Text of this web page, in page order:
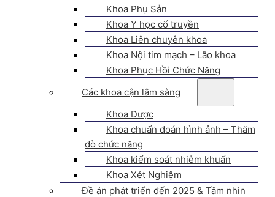
Khoa Phụ Sản
Khoa Y học cổ truyền
Khoa Liên chuyên khoa
Khoa Nội tim mạch – Lão khoa
Khoa Phục Hồi Chức Năng
Các khoa cận lâm sàng
Khoa Dược
Khoa chuẩn đoán hình ảnh – Thăm
dò chức năng
Khoa kiểm soát nhiễm khuẩn
Khoa Xét Nghiệm
Đề án phát triển đến 2025 & Tầm nhìn